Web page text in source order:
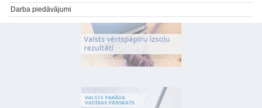
Darba piedāvājumi